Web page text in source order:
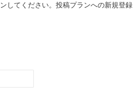
してください。投稿プランへの新規登録